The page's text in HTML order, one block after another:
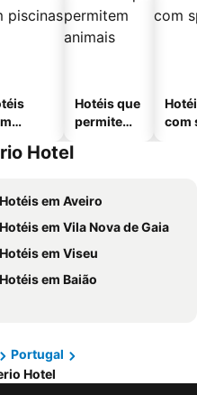
Hotéis que
permitem
com
Hotel
Hotéis em Aveiro
Hotéis em Vila Nova de Gaia
Hotéis em Viseu
Hotéis em Baião
Portugal
Hotel